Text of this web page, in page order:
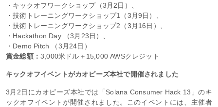
・キックオフワークショップ（3月2日）、
・技術トレーニングワークショップ1（3月9日）、
・技術トレーニングワークショップ2（3月16日）、
・Hackathon Day （3月23日）、
・Demo Pitch （3月24日）
賞金総額： 3,000米ドル＋15,000 AWSクレジット
キックオフイベントがカオピーズ本社で開催されました
3月2日にカオピーズ本社では「Solana Consumer Hack 13」のキ
ックオフイベントが開催されました。このイベントには、主催者